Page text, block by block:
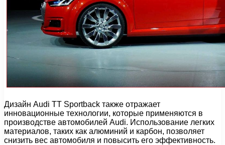
Дизайн Audi TT Sportback также отражает
инновационные технологии, которые применяются в
производстве автомобилей Audi. Использование легких
материалов, таких как алюминий и карбон, позволяет
снизить вес автомобиля и повысить его эффективность.